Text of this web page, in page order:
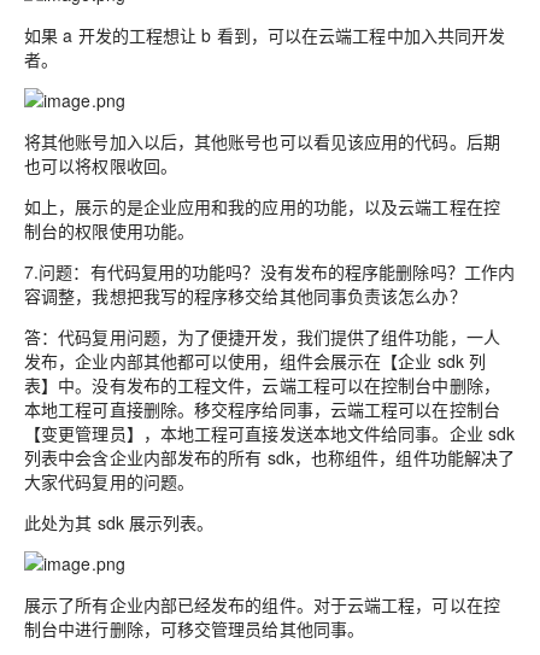
如果 a 开发的工程想让 b 看到，可以在云端工程中加入共同开发
者。
将其他账号加入以后，其他账号也可以看见该应用的代码。后期
也可以将权限收回。
如上，展示的是企业应用和我的应用的功能，以及云端工程在控
制台的权限使用功能。
7.问题：有代码复用的功能吗？没有发布的程序能删除吗？工作内
容调整，我想把我写的程序移交给其他同事负责该怎么办？
答：代码复用问题，为了便捷开发，我们提供了组件功能，一人
发布，企业内部其他都可以使用，组件会展示在【企业 sdk 列
表】中。没有发布的工程文件，云端工程可以在控制台中删除，
本地工程可直接删除。移交程序给同事，云端工程可以在控制台
【变更管理员】，本地工程可直接发送本地文件给同事。企业 sdk
列表中会含企业内部发布的所有 sdk，也称组件，组件功能解决了
大家代码复用的问题。
此处为其 sdk 展示列表。
展示了所有企业内部已经发布的组件。对于云端工程，可以在控
制台中进行删除，可移交管理员给其他同事。